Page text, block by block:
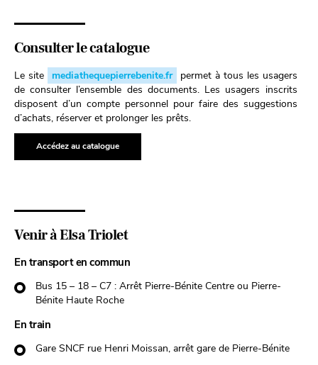
Consulter le catalogue
Le site mediathequepierrebenite.fr
permet à tous les usagers
de consulter l’ensemble des documents. Les usagers inscrits
disposent d’un compte personnel pour faire des suggestions
d’achats, réserver et prolonger les prêts.
Accédez au catalogue
Venir à Elsa Triolet
En transport en commun
Bus 15 – 18 – C7 : Arrêt Pierre-Bénite Centre ou Pierre-
Bénite Haute Roche
En train
Gare SNCF rue Henri Moissan, arrêt gare de Pierre-Bénite